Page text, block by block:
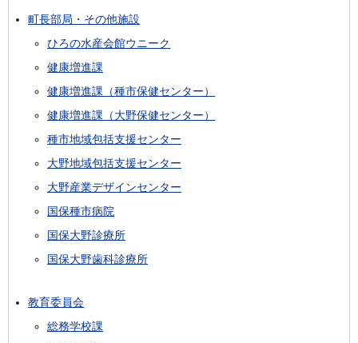
町長部局・その他施設
ひろの水産会館ウニーク
健康増進課
健康増進課（種市保健センター）
健康増進課（大野保健センター）
種市地域包括支援センター
大野地域包括支援センター
大野産業デザインセンター
国保種市病院
国保大野診療所
国保大野歯科診療所
教育委員会
総務学校課